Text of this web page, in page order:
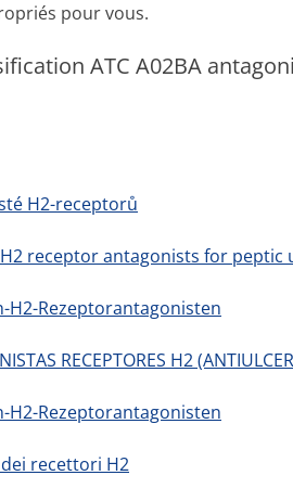
pour vous.
ATC A02BA
H2-receptorů
receptor antagonists for peptic
H2-Rezeptorantagonisten
RECEPTORES H2
H2-Rezeptorantagonisten
recettori H2